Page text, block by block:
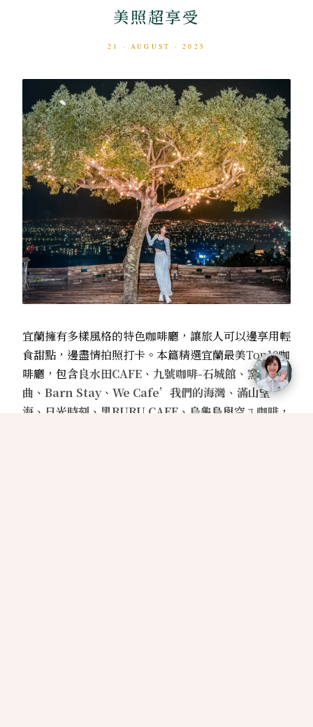
美照超享受
21 · AUGUST · 2025
宜蘭擁有多樣風格的特色咖啡廳，讓旅人可以邊享用輕
食甜點，邊盡情拍照打卡。本篇精選宜蘭最美Top10咖
啡廳，包含良水田CAFE 、 九號咖啡-石城館 、 窯籃
曲 、 Barn Stay、 We Cafe’我們的海灣 、 滿山望
海 、 日光時刻 、 黑RURU CAFE 、 烏龜島與空ㄟ咖啡 ，